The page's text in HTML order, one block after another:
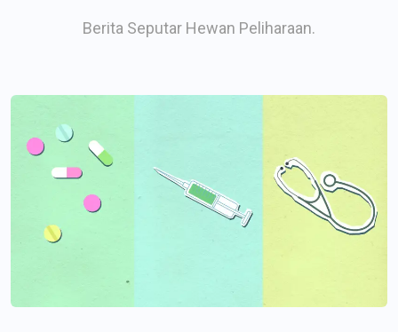
Berita Seputar Hewan Peliharaan.